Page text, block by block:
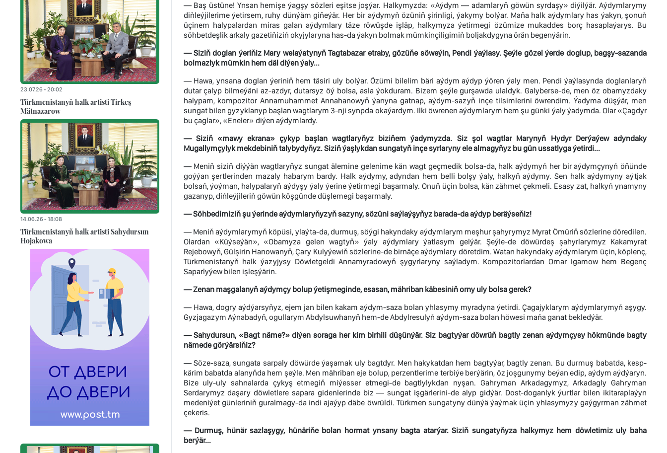
— Baş üstüne! Ynsan hemişe ýagşy sözleri eşitse joşýar. Halkymyzda: «Aýdym — adamlaryň göwün syrdaşy» diýilýär. Aýdymlarymy
diňleýjilerime ýetirsem, ruhy dünýäm giňeýär. Her bir aýdymyň özüniň şirinligi, ýakymy bolýar. Maňa halk aýdymlary has ýakyn, şonuň
üçinem halypalardan miras galan aýdymlary täze röwüşde işläp, halkymyza ýetirmegi özümize mukaddes borç hasaplaýarys. Bu
söhbetdeşlik arkaly gazetiňiziň okyjylaryna has-da ýakyn bolmak mümkinçiligimiň boljakdygyna örän begenýärin.
— Siziň doglan ýeriňiz Mary welaýatynyň Tagtabazar etraby, gözüňe söweýin, Pendi ýaýlasy. Şeýle gözel ýerde doglup, bagşy-sazanda
bolmazlyk mümkin hem däl diýen ýaly...
— Hawa, ynsana doglan ýeriniň hem täsiri uly bolýar. Özümi bilelim bäri aýdym aýdyp ýören ýaly men. Pendi ýaýlasynda doglanlaryň
dutar çalyp bilmeýäni az-azdyr, dutarsyz öý bolsa, asla ýokduram. Bizem şeýle gurşawda ulaldyk. Galyberse-de, men öz obamyzdaky
halypam, kompozitor Annamuhammet Annahanowyň ýanyna gatnap, aýdym-sazyň inçe tilsimlerini öwrendim. Ýadyma düşýär, men
sungat bilen gyzyklanyp başlan wagtlarym 3-nji synpda okaýardym. Ilki öwrenen aýdymlarym hem şu günki ýaly ýadymda. Olar «Çagdyr
bu çaglar», «Eneler» diýen aýdymlardy.
— Siziň «mawy ekrana» çykyp başlan wagtlaryňyz biziňem ýadymyzda. Siz şol wagtlar Marynyň Hydyr Derýaýew adyndaky
Mugallymçylyk mekdebiniň talybydyňyz. Siziň ýaşlykdan sungatyň inçe syrlaryny ele almagyňyz bu gün ussatlyga ýetirdi...
— Meniň siziň diýýän wagtlaryňyz sungat älemine gelenime kän wagt geçmedik bolsa-da, halk aýdymyň her bir aýdymçynyň öňünde
goýýan şertlerinden mazaly habarym bardy. Halk aýdymy, adyndan hem belli bolşy ýaly, halkyň aýdymy. Sen halk aýdymyny aýtjak
bolsaň, ýoýman, halypalaryň aýdyşy ýaly ýerine ýetirmegi başarmaly. Onuň üçin bolsa, kän zähmet çekmeli. Esasy zat, halkyň ynamyny
gazanyp, diňleýjileriň göwün köşgünde düşlemegi başarmaly.
— Söhbedimiziň şu ýerinde aýdymlaryňyzyň sazyny, sözüni saýlaýşyňyz barada-da aýdyp beräýseňiz!
— Meniň aýdymlarymyň köpüsi, ylaýta-da, durmuş, söýgi hakyndaky aýdymlarym meşhur şahyrymyz Myrat Ömüriň sözlerine döredilen.
Olardan «Küýseýän», «Obamyza gelen wagtyň» ýaly aýdymlary ýatlasym gelýär. Şeýle-de döwürdeş şahyrlarymyz Kakamyrat
Rejebowyň, Gülşirin Hanowanyň, Çary Kulyýewiň sözlerine-de birnäçe aýdymlary döretdim. Watan hakyndaky aýdymlarym üçin, köplenç,
Türkmenistanyň halk ýazyjysy Döwletgeldi Annamyradowyň şygyrlaryny saýladym. Kompozitorlardan Omar Igamow hem Begenç
Saparlyýew bilen işleşýärin.
— Zenan maşgalanyň aýdymçy bolup ýetişmeginde, esasan, mähriban käbesiniň orny uly bolsa gerek?
— Hawa, dogry aýdýarsyňyz, ejem jan bilen kakam aýdym-saza bolan yhlasymy myradyna ýetirdi. Çagajyklarym aýdymlarymyň aşygy.
Gyzjagazym Aýnabadyň, ogullarym Abdylsuwhanyň hem-de Abdylresulyň aýdym-saza bolan höwesi maňa ganat bekledýär.
— Sahydursun, «Bagt näme?» diýen soraga her kim birhili düşünýär. Siz bagtyýar döwrüň bagtly zenan aýdymçysy hökmünde bagty
nämede görýärsiňiz?
— Söze-saza, sungata sarpaly döwürde ýaşamak uly bagtdyr. Men hakykatdan hem bagtyýar, bagtly zenan. Bu durmuş babatda, kesp-
kärim babatda alanyňda hem şeýle. Men mähriban eje bolup, perzentlerime terbiýe berýärin, öz joşgunymy beýan edip, aýdym aýdýaryn.
Bize uly-uly sahnalarda çykyş etmegiň miýesser etmegi-de bagtlylykdan nyşan. Gahryman Arkadagymyz, Arkadagly Gahryman
Serdarymyz daşary döwletlere sapara gidenlerinde biz — sungat işgärlerini-de alyp gidýär. Dost-doganlyk ýurtlar bilen ikitaraplaýyn
medeniýet günleriniň guralmagy-da indi ajaýyp däbe öwrüldi. Türkmen sungatyny dünýä ýaýmak üçin yhlasymyzy gaýgyrman zähmet
çekeris.
— Durmuş, hünär sazlaşygy, hünäriňe bolan hormat ynsany bagta atarýar. Siziň sungatyňyza halkymyz hem döwletimiz uly baha
berýär...
23.07.26 - 20:02
Türkmenistanyň halk artisti Tirkeş
Mätnazarow
14.06.26 - 18:08
Türkmenistanyň halk artisti Sahydursun
Hojakowa